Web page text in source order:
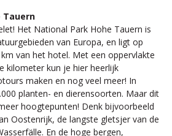
Tauern
Het National Park Hohe Tauern is
van Europa, en ligt op
van het hotel. Met een oppervlakte
kilometer kun je hier heerlijk
maken en nog veel meer! In
planten- en dierensoorten. Maar dit
hoogtepunten! Denk bijvoorbeeld
Oostenrijk, de langste gletsjer van de
En de hoge bergen,